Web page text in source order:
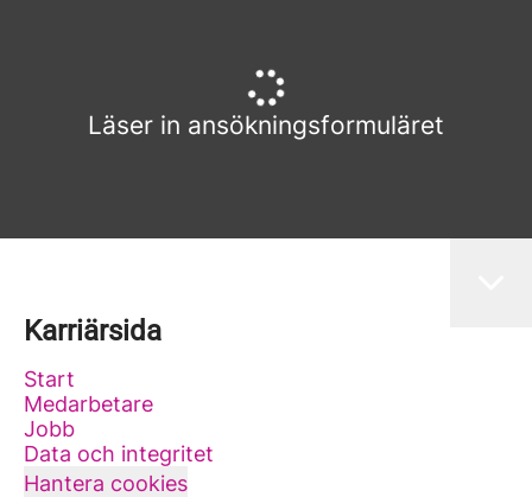
Läser in ansökningsformuläret
Karriärsida
Start
Medarbetare
Jobb
Data och integritet
Hantera cookies